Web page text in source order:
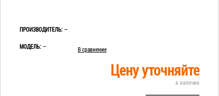
ПРОИЗВОДИТЕЛЬ: —
МОДЕЛЬ: — В сравнение
Цену уточняйте
в наличии